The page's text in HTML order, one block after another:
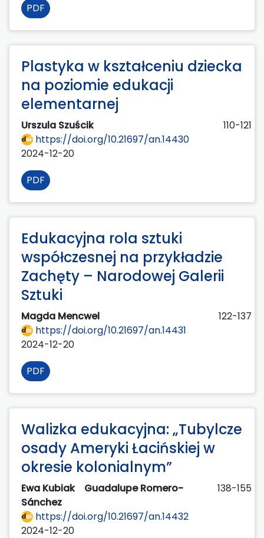
PDF
Plastyka w kształceniu dziecka
na poziomie edukacji
elementarnej
Urszula Szuścik
110-121
https://doi.org/10.21697/an.14430
2024-12-20
PDF
Edukacyjna rola sztuki
współczesnej na przykładzie
Zachęty – Narodowej Galerii
Sztuki
Magda Mencwel
122-137
https://doi.org/10.21697/an.14431
2024-12-20
PDF
Walizka edukacyjna: „Tubylcze
osady Ameryki Łacińskiej w
okresie kolonialnym”
Ewa Kubiak
Guadalupe Romero-
Sánchez
138-155
https://doi.org/10.21697/an.14432
2024-12-20